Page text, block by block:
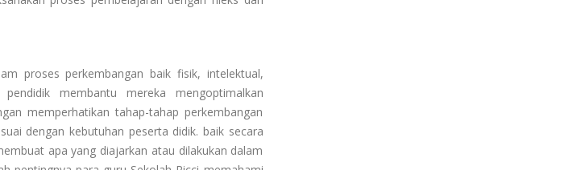
proses perkembangan baik fisik, intelektual,
membantu mereka mengoptimalkan
memperhatikan tahap-tahap perkembangan
dengan kebutuhan peserta didik. baik secara
apa yang diajarkan atau dilakukan dalam